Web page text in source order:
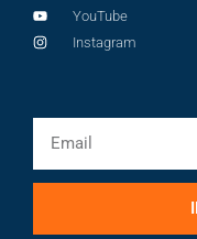
YouTube
Instagram